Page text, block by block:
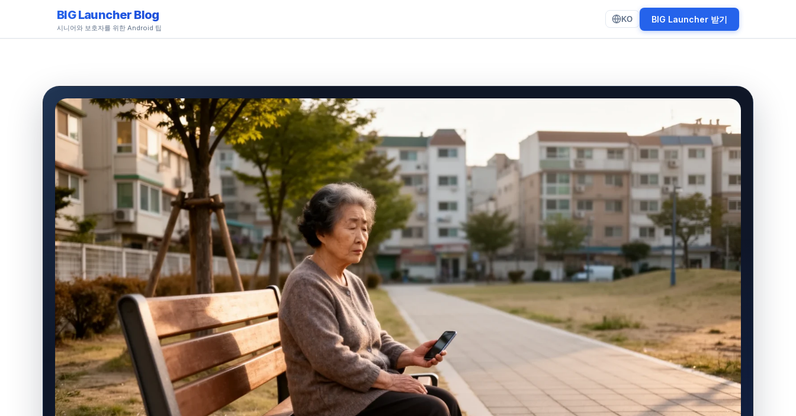
BIG Launcher Blog
시니어와 보호자를 위한 Android 팁
KO BIG Launcher 받기(opens in new tab)